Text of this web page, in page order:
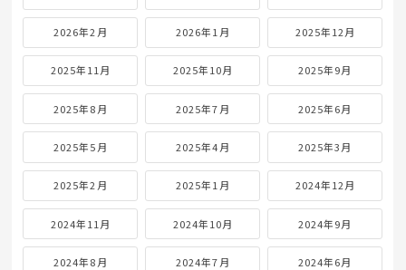
2026年2月 2026年1月 2025年12月
2025年11月 2025年10月 2025年9月
2025年8月 2025年7月 2025年6月
2025年5月 2025年4月 2025年3月
2025年2月 2025年1月 2024年12月
2024年11月 2024年10月 2024年9月
2024年8月 2024年7月 2024年6月